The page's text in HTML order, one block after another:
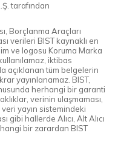
tarafından
Borçlanma Araçları
verileri BIST kaynaklı en
ve logosu Koruma Marka
iktibas
açıklanan tüm belgelerin
yayınlanamaz. BIST,
herhangi bir garanti
verinin ulaşmaması,
veri yayın sistemindeki
gibi hallerde Alıcı, Alt Alıcı
bir zarardan BIST